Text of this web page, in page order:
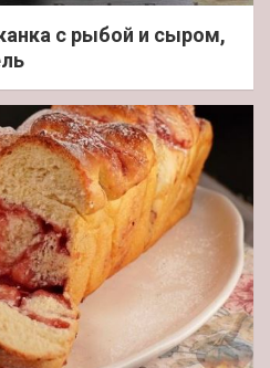
с рыбой и сыром,